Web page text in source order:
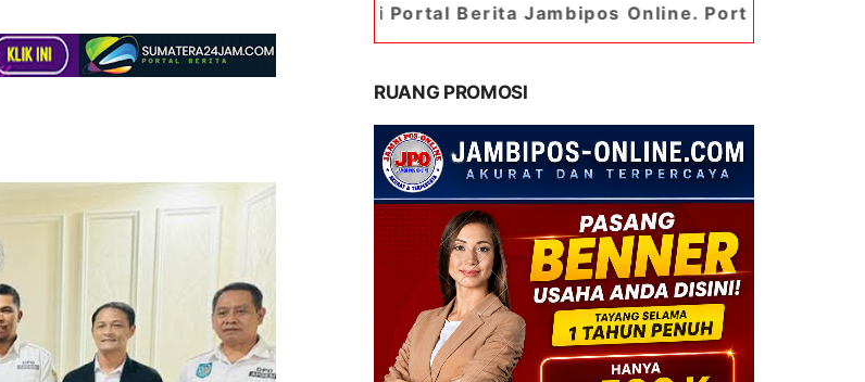
Selamat Datang di Portal Berita Jambipos Online. Portal Berita Paling Jambi
RUANG PROMOSI